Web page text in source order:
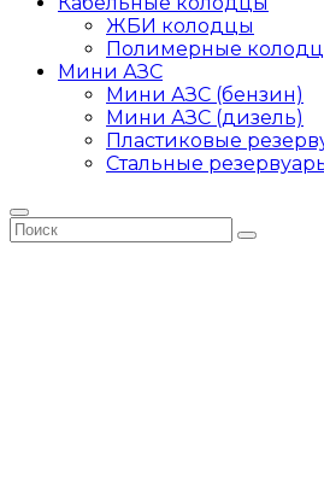
ЖБИ колодцы
Полимерные
Мини АЗС
Мини АЗС (бензин)
Мини АЗС (дизель)
Пластиковые
Стальные